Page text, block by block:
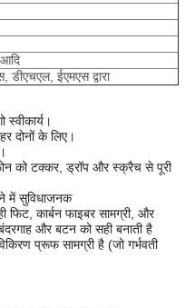
ईएमएस द्वारा
दोनों के लिए।
को टक्कर, ड्रॉप और स्क्रैच से पूरी
में सुविधाजनक
फिट, कार्बन फाइबर सामग्री, और
और बटन को सही बनाती है
प्रूफ सामग्री है (जो गर्भवती